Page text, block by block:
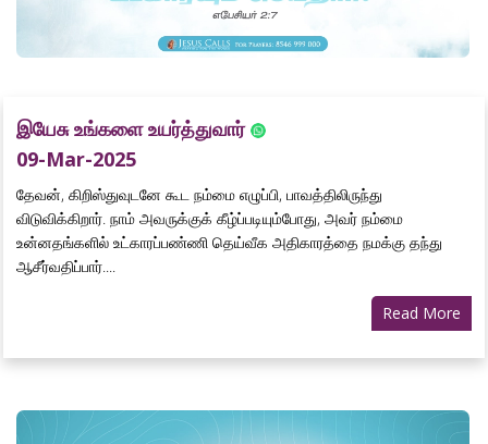
இயேசு உங்களை உயர்த்துவார்
09-Mar-2025
தேவன், கிறிஸ்துவுடனே கூட நம்மை எழுப்பி, பாவத்திலிருந்து
விடுவிக்கிறார். நாம் அவருக்குக் கீழ்ப்படியும்போது, அவர் நம்மை
உன்னதங்களில் உட்காரப்பண்ணி தெய்வீக அதிகாரத்தை நமக்கு தந்து
ஆசீர்வதிப்பார்....
Read More